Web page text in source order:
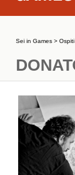
Sei in Games>